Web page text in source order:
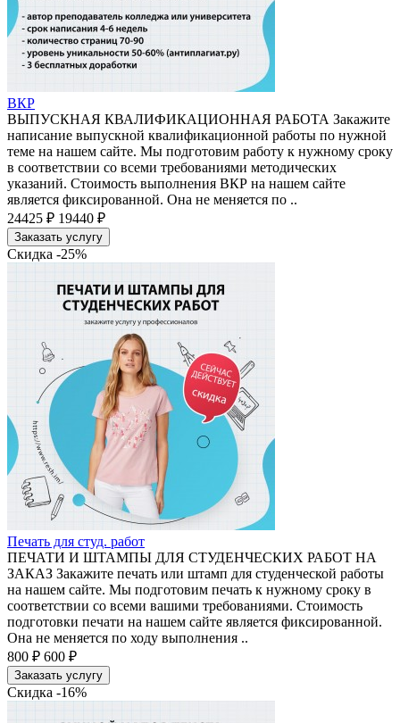
ВКР
ВЫПУСКНАЯ КВАЛИФИКАЦИОННАЯ РАБОТА Закажите
написание выпускной квалификационной работы по нужной
теме на нашем сайте. Мы подготовим работу к нужному сроку
в соответствии со всеми требованиями методических
указаний. Стоимость выполнения ВКР на нашем сайте
является фиксированной. Она не меняется по ..
24425 ₽ 19440 ₽
Заказать услугу
Скидка -25%
Печать для студ. работ
ПЕЧАТИ И ШТАМПЫ ДЛЯ СТУДЕНЧЕСКИХ РАБОТ НА
ЗАКАЗ Закажите печать или штамп для студенческой работы
на нашем сайте. Мы подготовим печать к нужному сроку в
соответствии со всеми вашими требованиями. Стоимость
подготовки печати на нашем сайте является фиксированной.
Она не меняется по ходу выполнения ..
800 ₽ 600 ₽
Заказать услугу
Скидка -16%